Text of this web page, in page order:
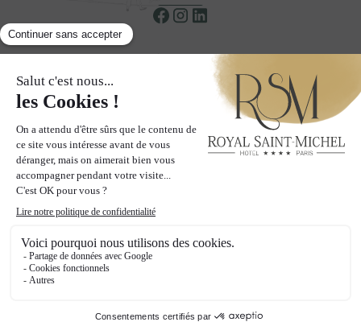
接收我们的特别优惠和促销信息
页面
酒店
博客
2024 皇家圣米歇尔酒店 - 保留所有权利